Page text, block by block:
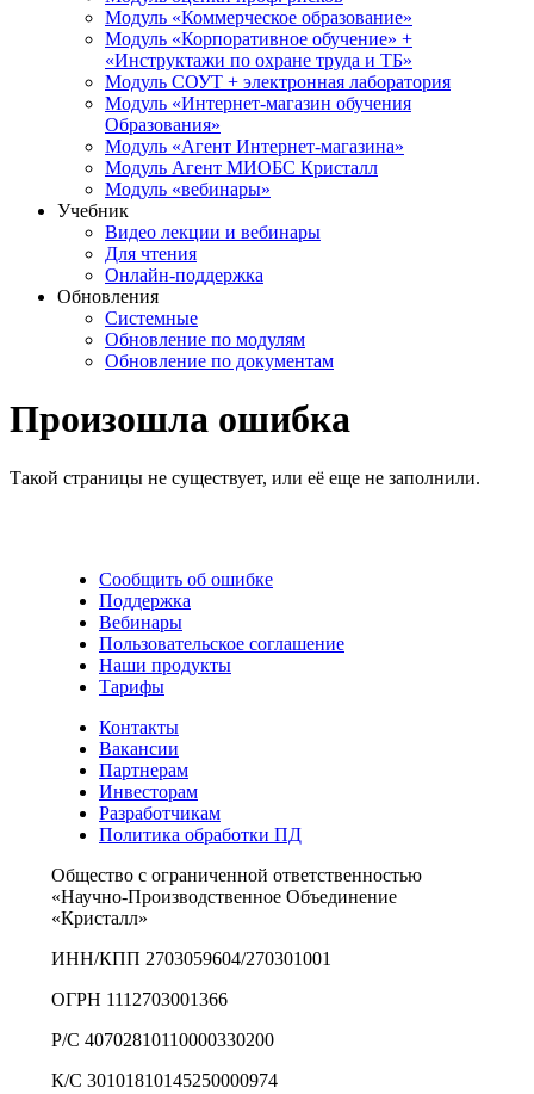
Модуль «Коммерческое образование»
Модуль «Корпоративное обучение» +
«Инструктажи по охране труда и ТБ»
Модуль СОУТ + электронная лаборатория
Модуль «Интернет-магазин обучения
Образования»
Модуль «Агент Интернет-магазина»
Модуль Агент МИОБС Кристалл
Модуль «вебинары»
Учебник
Видео лекции и вебинары
Для чтения
Онлайн-поддержка
Обновления
Системные
Обновление по модулям
Обновление по документам
Произошла ошибка
Такой страницы не существует, или её еще не заполнили.
Сообщить об ошибке
Поддержка
Вебинары
Пользовательское соглашение
Наши продукты
Тарифы
Контакты
Вакансии
Партнерам
Инвесторам
Разработчикам
Политика обработки ПД
Общество с ограниченной ответственностью
«Научно-Производственное Объединение
«Кристалл»
ИНН/КПП 2703059604/270301001
ОГРН 1112703001366
Р/С 40702810110000330200
К/С 30101810145250000974